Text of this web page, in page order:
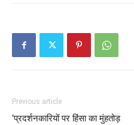
Previous article
‘प्रदर्शनकारियों पर हिंसा का मुंहतोड़